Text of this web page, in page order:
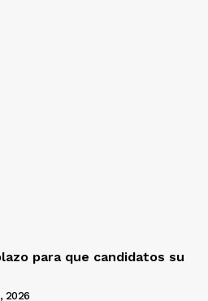
para que candidatos su
2026